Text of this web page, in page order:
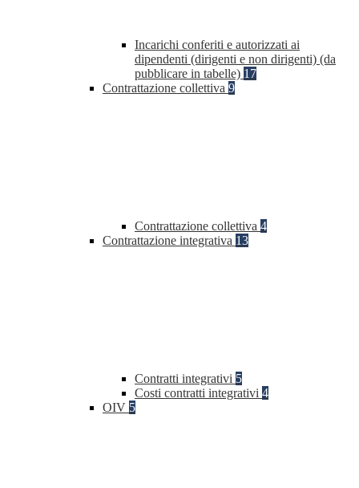
Incarichi conferiti e autorizzati ai
dipendenti (dirigenti e non dirigenti) (da
pubblicare in tabelle) 17
Contrattazione collettiva 9
Contrattazione collettiva 4
Contrattazione integrativa 13
Contratti integrativi 5
Costi contratti integrativi 4
OIV 5